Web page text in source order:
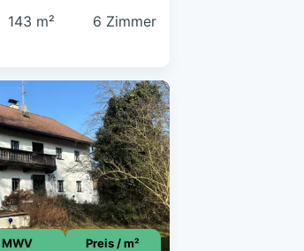
143 m² 6 Zimmer
MWV Preis / m²